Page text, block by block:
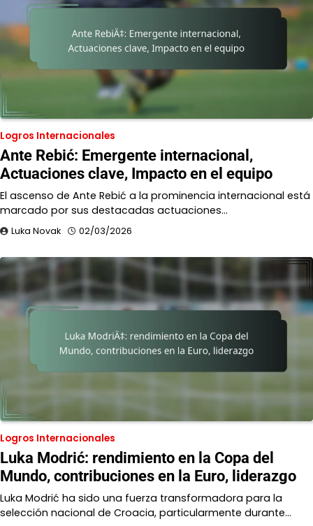
Logros Internacionales
Ante Rebić: Emergente internacional,
Actuaciones clave, Impacto en el equipo
El ascenso de Ante Rebić a la prominencia internacional está
marcado por sus destacadas actuaciones…
Luka Novak 02/03/2026
Logros Internacionales
Luka Modrić: rendimiento en la Copa del
Mundo, contribuciones en la Euro, liderazgo
Luka Modrić ha sido una fuerza transformadora para la
selección nacional de Croacia, particularmente durante…